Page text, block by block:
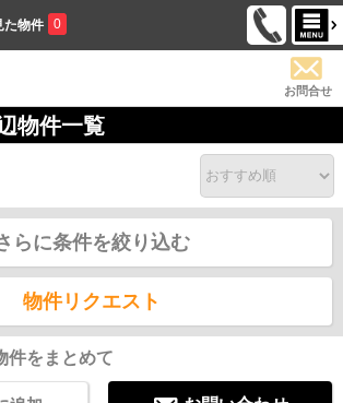
た物件 0
お問合せ
物件一覧
らに条件を絞り込む
物件リクエスト
件をまとめて